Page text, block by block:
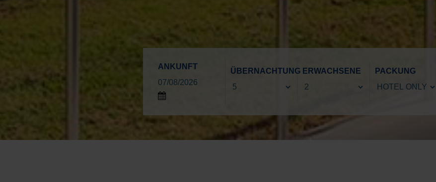
ANKUNFT
ÜBERNACHTUNG ERWACHSENE PACKUNG